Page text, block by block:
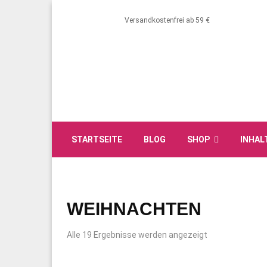
Versandkostenfrei ab 59 €
STARTSEITE BLOG SHOP
WEIHNACHTEN
Alle 19 Ergebnisse werden angezeigt